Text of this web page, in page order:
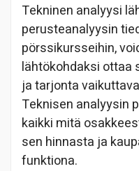
Tekninen analyysi
perusteanalyysin
pörssikursseihin,
lähtökohdaksi ottaa
ja tarjonta
Teknisen analyysin
kaikki mitä
sen hinnasta ja
funktiona.